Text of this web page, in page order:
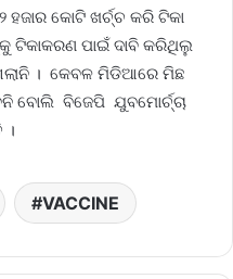
ହଜାର କୋଟି ଖର୍ଚ୍ଚ କରି ଟିକା
ଟିକାକରଣ ପାଇଁ ଦାବି କରିଥିଲୁ
। କେବଳ ମିଡିଆରେ ମିଛ
ବୋଲି ବିଜେପି ଯୁବମୋର୍ଚ୍ଚା
।
VACCINE